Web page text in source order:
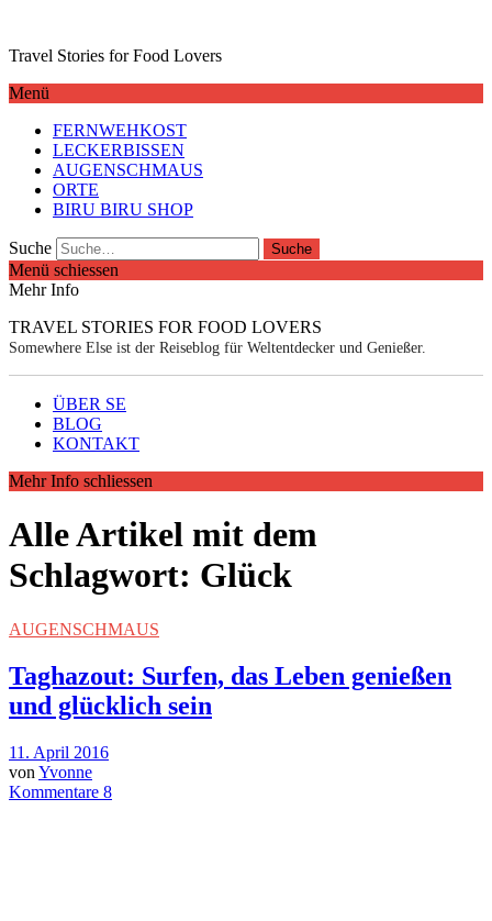
Travel Stories for Food Lovers
Menü
FERNWEHKOST
LECKERBISSEN
AUGENSCHMAUS
ORTE
BIRU BIRU SHOP
Suche
Menü schiessen
Mehr Info
TRAVEL STORIES FOR FOOD LOVERS
Somewhere Else ist der Reiseblog für Weltentdecker und Genießer.
ÜBER SE
BLOG
KONTAKT
Mehr Info schliessen
Alle Artikel mit dem
Schlagwort: Glück
AUGENSCHMAUS
Taghazout: Surfen, das Leben genießen
und glücklich sein
11. April 2016
von Yvonne
Kommentare 8